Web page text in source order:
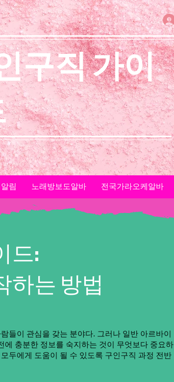
구직 가이
알림 노래방보도알바 전국가라오케알바
드:
하는 방법
들이 관심을 갖는 분야다. 그러나 일반 아르바이
충분한 정보를 숙지하는 것이 무엇보다 중요하
두에게 도움이 될 수 있도록 구인구직 과정 전반